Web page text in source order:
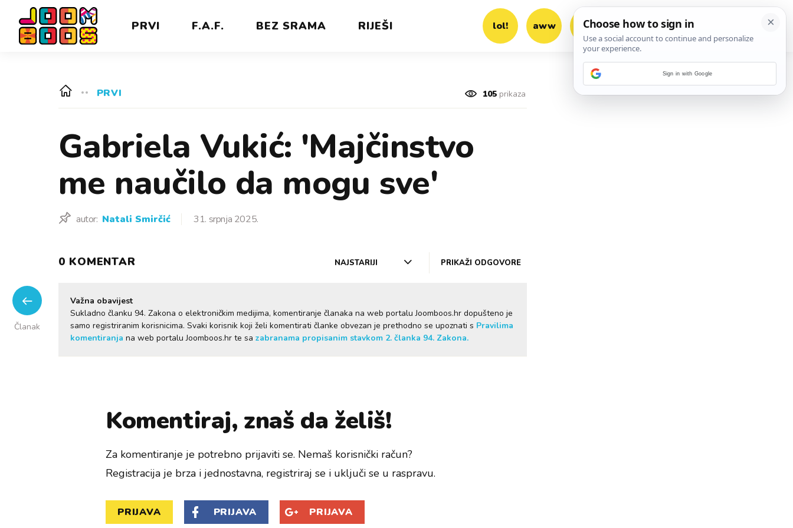
PRVI F.A.F. BEZ SRAMA RIJEŠI lol! aww vrh! woot?!
PRVI 105 prikaza
Gabriela Vukić: 'Majčinstvo
me naučilo da mogu sve'
autor: Natali Smirčić 31. srpnja 2025.
0 KOMENTAR PRIKAŽI ODGOVORE
NAJSTARIJI
Članak
Važna obavijest
Sukladno članku 94. Zakona o elektroničkim medijima, komentiranje članaka na web portalu Joomboos.hr dopušteno je
samo registriranim korisnicima. Svaki korisnik koji želi komentirati članke obvezan je prethodno se upoznati s Pravilima
komentiranja na web portalu Joomboos.hr te sa zabranama propisanim stavkom 2. članka 94. Zakona.
Komentiraj, znaš da želiš!
Za komentiranje je potrebno prijaviti se. Nemaš korisnički račun?
Registracija je brza i jednostavna, registriraj se i uključi se u raspravu.
PRIJAVA PRIJAVA PRIJAVA
Sign in with Google